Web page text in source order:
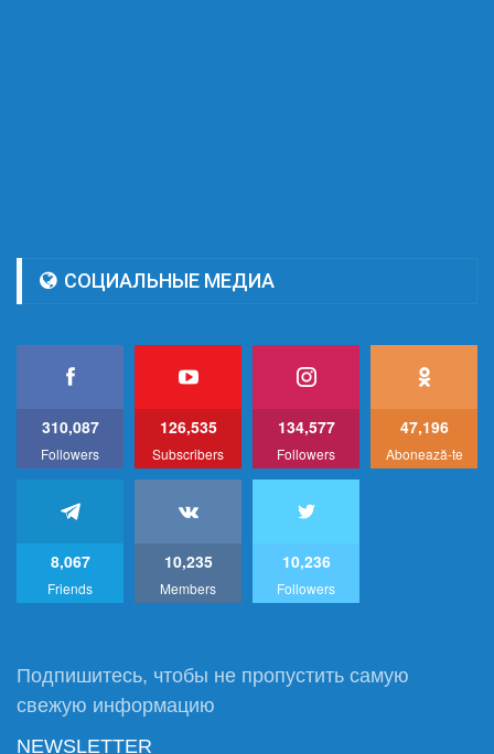
СОЦИАЛЬНЫЕ МЕДИА
310,087
Followers
126,535
Subscribers
134,577
Followers
47,196
Abonează-te
8,067
Friends
10,235
Members
10,236
Followers
Подпишитесь, чтобы не пропустить самую
свежую информацию
NEWSLETTER